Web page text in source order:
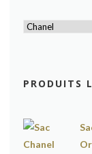
PRODUITS